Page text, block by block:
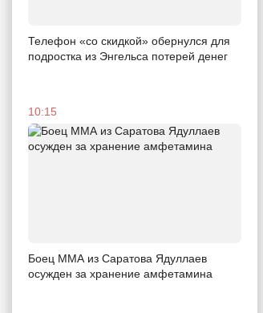
Телефон «со скидкой» обернулся для
подростка из Энгельса потерей денег
10:15
Боец ММА из Саратова Ядуллаев
осужден за хранение амфетамина